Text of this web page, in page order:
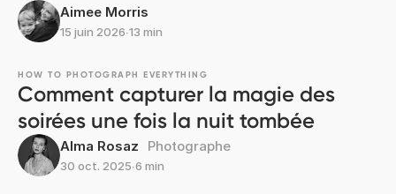
Aimee Morris
15 juin 2026∙13 min
HOW TO PHOTOGRAPH EVERYTHING
Comment capturer la magie des
soirées une fois la nuit tombée
Alma Rosaz Photographe
30 oct. 2025∙6 min